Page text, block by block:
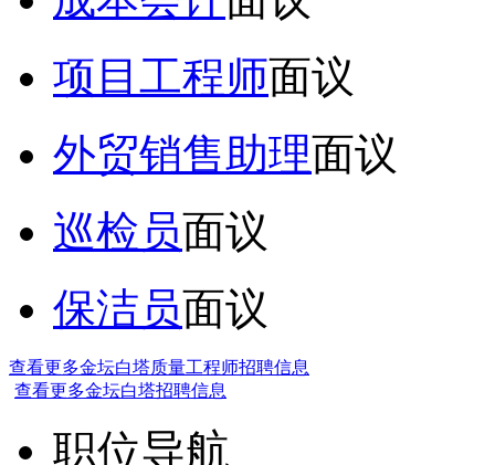
项目工程师面议
外贸销售助理面议
巡检员面议
保洁员面议
查看更多金坛白塔质量工程师招聘信息
查看更多金坛白塔招聘信息
职位导航